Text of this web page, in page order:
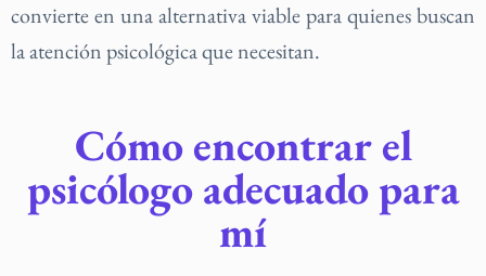
convierte en una alternativa viable para quienes buscan
la atención psicológica que necesitan.
Cómo encontrar el
psicólogo adecuado para
mí